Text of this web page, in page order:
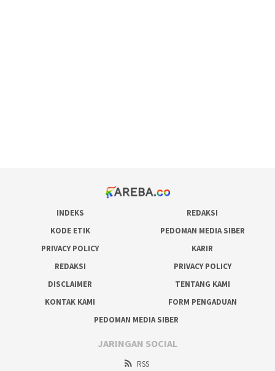
INDEKS
REDAKSI
KODE ETIK
PEDOMAN MEDIA SIBER
PRIVACY POLICY
KARIR
REDAKSI
PRIVACY POLICY
DISCLAIMER
TENTANG KAMI
KONTAK KAMI
FORM PENGADUAN
PEDOMAN MEDIA SIBER
JARINGAN SOCIAL
RSS